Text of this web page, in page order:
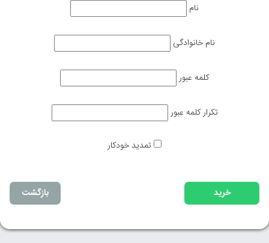
نام
نام خانوادگی
کلمه عبور
تکرار کلمه عبور
تمدید خودکار
بازگشت